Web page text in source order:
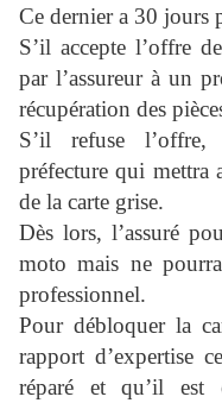
Ce dernier a 30 jours
S’il accepte l’offre
par l’assureur à un
récupération des
S’il refuse l’offre,
préfecture qui mettra
de la carte grise.
Dès lors, l’assuré
moto mais ne
professionnel.
Pour débloquer la
rapport d’expertise
réparé et qu’il est